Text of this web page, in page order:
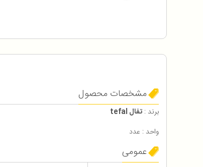
مشخصات محصول
برند : تفال tefal
واحد : عدد
عمومی